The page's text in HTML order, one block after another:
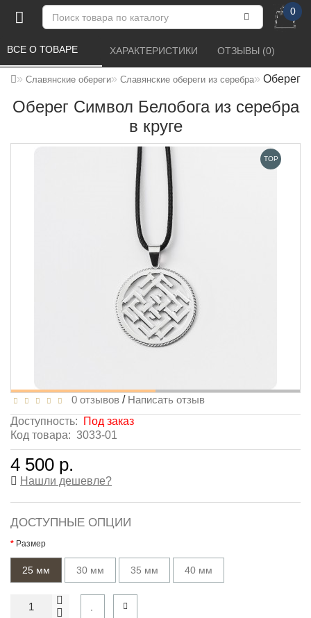
0
Славянские обереги Славянские обереги из серебра Оберег
Оберег Символ Белобога из серебра
в круге
ВСЕ О ТОВАРЕ ХАРАКТЕРИСТИКИ ОТЗЫВЫ (0)
TOP
0 отзывов / Написать отзыв
Доступность:
Под заказ
Код товара: 3033-01
4 500 р.
Нашли дешевле?
ДОСТУПНЫЕ ОПЦИИ
Размер
25 мм 30 мм 35 мм 40 мм